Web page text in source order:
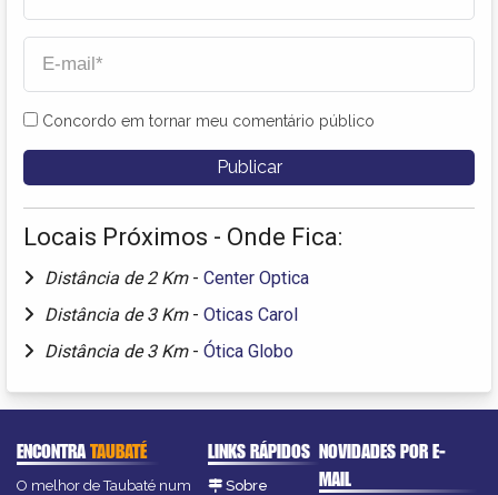
Concordo em tornar meu comentário público
Locais Próximos - Onde Fica:
Distância de 2 Km - Center Optica
Distância de 3 Km - Oticas Carol
Distância de 3 Km - Ótica Globo
ENCONTRATAUBATÉ
O melhor de Taubaté num
LINKS RÁPIDOS
Sobre
NOVIDADES POR E-
MAIL